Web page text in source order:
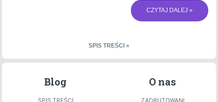
CZYTAJ DALEJ »
SPIS TREŚCI »
Blog
SPIS TREŚCI
O nas
ZADRUTOWANI